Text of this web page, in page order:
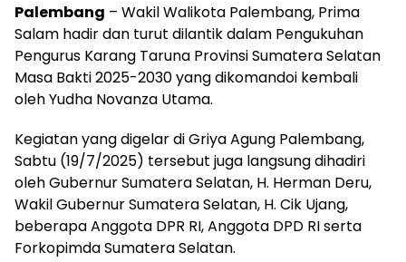
Palembang – Wakil Walikota Palembang, Prima
Salam hadir dan turut dilantik dalam Pengukuhan
Pengurus Karang Taruna Provinsi Sumatera Selatan
Masa Bakti 2025-2030 yang dikomandoi kembali
oleh Yudha Novanza Utama.
Kegiatan yang digelar di Griya Agung Palembang,
Sabtu (19/7/2025) tersebut juga langsung dihadiri
oleh Gubernur Sumatera Selatan, H. Herman Deru,
Wakil Gubernur Sumatera Selatan, H. Cik Ujang,
beberapa Anggota DPR RI, Anggota DPD RI serta
Forkopimda Sumatera Selatan.